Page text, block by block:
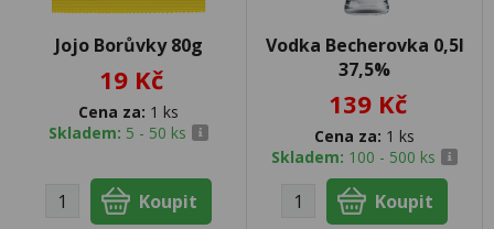
Jojo Borůvky 80g
19 Kč
Cena za: 1 ks
Skladem: 5 - 50 ks
Vodka Becherovka 0,5l
37,5%
139 Kč
Cena za: 1 ks
Skladem: 100 - 500 ks